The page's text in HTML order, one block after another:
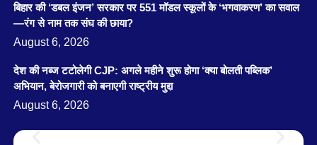
बिहार की ‘डबल इंजन’ सरकार पर 551 मॉडल स्कूलों के ‘भगवाकरण’ का सवाल
—रंग से नाम तक संघ की छाया?
August 6, 2026
देश की नब्ज टटोलेगी CJP: अगले महीने शुरू होगा ‘क्या बोलती पब्लिक’
अभियान, बेरोजगारी को बनाएगी राष्ट्रीय मुद्दा
August 6, 2026